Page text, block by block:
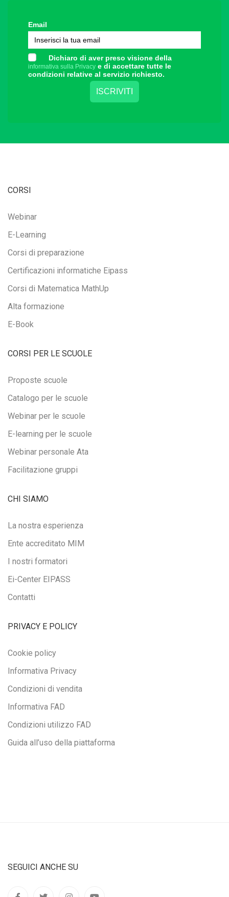
Email
Dichiaro di aver preso visione della
informativa sulla Privacy e di accettare tutte le
condizioni relative al servizio richiesto.
CORSI
Webinar
E-Learning
Corsi di preparazione
Certificazioni informatiche Eipass
Corsi di Matematica MathUp
Alta formazione
E-Book
CORSI PER LE SCUOLE
Proposte scuole
Catalogo per le scuole
Webinar per le scuole
E-learning per le scuole
Webinar personale Ata
Facilitazione gruppi
CHI SIAMO
La nostra esperienza
Ente accreditato MIM
I nostri formatori
Ei-Center EIPASS
Contatti
PRIVACY E POLICY
Cookie policy
Informativa Privacy
Condizioni di vendita
Informativa FAD
Condizioni utilizzo FAD
Guida all’uso della piattaforma
SEGUICI ANCHE SU